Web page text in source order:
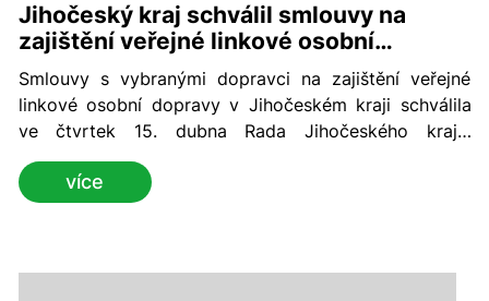
Jihočeský kraj schválil smlouvy na
zajištění veřejné linkové osobní
dopravy. Ušetřil na nich miliardu
Smlouvy s vybranými dopravci na zajištění veřejné
linkové osobní dopravy v Jihočeském kraji schválila
ve čtvrtek 15. dubna Rada Jihočeského kraje.
Přeprava cestujících v celém regionu je tak zajištěna
na dalších deset let, konkrétně od června 2022 do
června 2032. Jihočeský kraj vysoutěžil uvedené
více